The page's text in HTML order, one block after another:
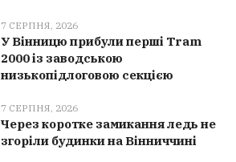
7 СЕРПНЯ, 2026
У Вінницю прибули перші Tram
2000 із заводською
низькопідлоговою секцією
7 СЕРПНЯ, 2026
Через коротке замикання ледь не
згоріли будинки на Вінниччині